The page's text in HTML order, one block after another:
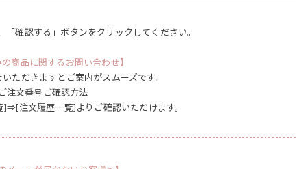
確認する」ボタンをクリックしてください。
の商品に関するお問い合わせ】
ただきますとご案内がスムーズです。
注文番号ご確認方法
注文履歴一覧]よりご確認いただけます。